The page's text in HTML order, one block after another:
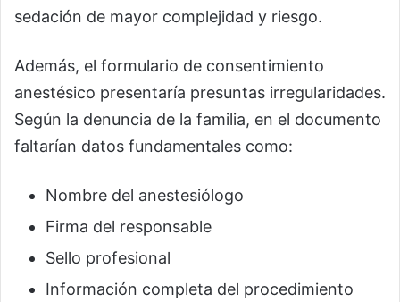
sedación de mayor complejidad y riesgo.
Además, el formulario de consentimiento
anestésico presentaría presuntas irregularidades.
Según la denuncia de la familia, en el documento
faltarían datos fundamentales como:
Nombre del anestesiólogo
Firma del responsable
Sello profesional
Información completa del procedimiento